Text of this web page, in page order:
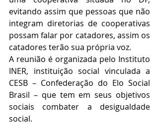
evitando assim que pessoas que não
integram diretorias de cooperativas
possam falar por catadores, assim os
catadores terão sua própria voz.
A reunião é organizada pelo Instituto
INER, instituição social vinculada a
CESB – Confederação do Elo Social
Brasil – que tem em seus objetivos
sociais combater a desigualdade
social.